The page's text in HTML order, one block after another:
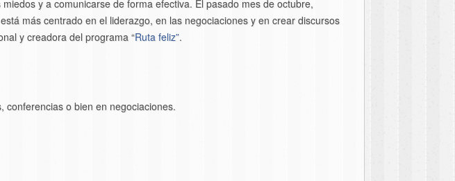
y a comunicarse de forma efectiva. El pasado mes de octubre,
más centrado en el liderazgo, en las negociaciones y en crear discursos
y creadora del programa “Ruta feliz”.
conferencias o bien en negociaciones.